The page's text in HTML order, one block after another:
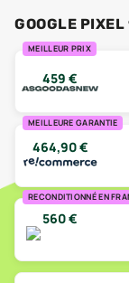
GOOGLE PIXEL
MEILLEUR PRIX
459 €
MEILLEURE GARANTIE
464,90€
RECONDITIONNÉ EN
560€